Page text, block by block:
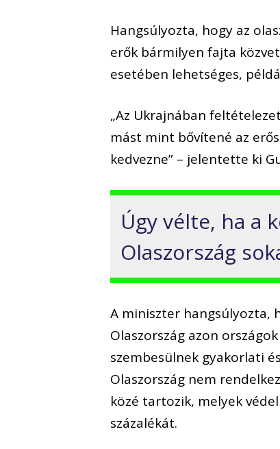
Hangsúlyozta, hogy az
erők bármilyen fajta
esetében lehetséges,
„Az Ukrajnában
mást mint bővítené az
kedvezne” – jelentette ki
Úgy vélte, ha a
Olaszország
A miniszter hangsúlyozta,
Olaszország azon
szembesülnek gyakorlati
Olaszország nem
közé tartozik, melyek
százalékát.